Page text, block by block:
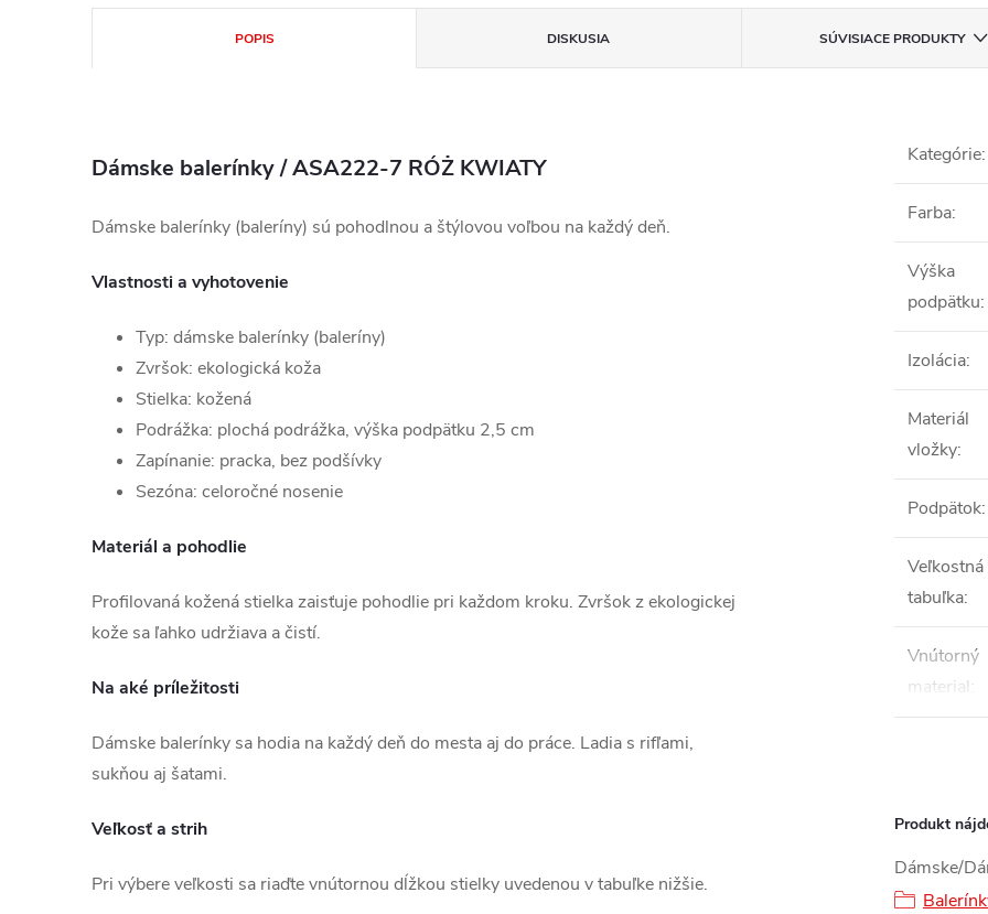
POPIS DISKUSIA SÚVISIACE PRODUKTY
Dámske balerínky / ASA222-7 RÓŻ KWIATY
Dámske balerínky (baleríny) sú pohodlnou a štýlovou voľbou na každý deň.
Vlastnosti a vyhotovenie
Typ: dámske balerínky (baleríny)
Zvršok: ekologická koža
Stielka: kožená
Podrážka: plochá podrážka, výška podpätku 2,5 cm
Zapínanie: pracka, bez podšívky
Sezóna: celoročné nosenie
Materiál a pohodlie
Profilovaná kožená stielka zaisťuje pohodlie pri každom kroku. Zvršok z ekologickej
kože sa ľahko udržiava a čistí.
Na aké príležitosti
Dámske balerínky sa hodia na každý deň do mesta aj do práce. Ladia s rifľami,
sukňou aj šatami.
Veľkosť a strih
Pri výbere veľkosti sa riaďte vnútornou dĺžkou stielky uvedenou v tabuľke nižšie.
Kategórie:
Farba:
Výška
podpätku:
Izolácia:
Materiál
vložky:
Podpätok:
Veľkostná
tabuľka:
Vnútorný
material:
Produkt
Dámske/